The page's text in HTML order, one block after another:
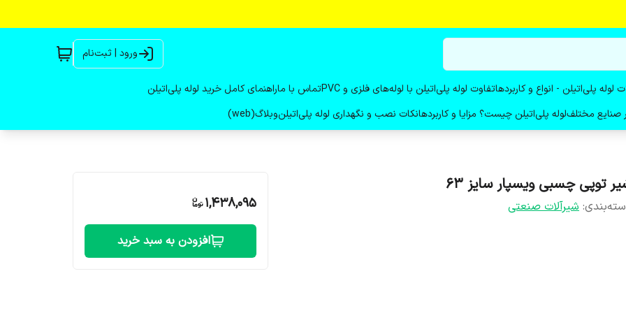
ورود | ثبت‌نام
لوله پلی‌اتیلن - انواع و کاربردهاتفاوت لوله پلی‌اتیلن با لوله‌های فلزی و PVC تماس با ماراهنمای کامل خرید لوله پلی‌اتیلن
صنایع مختلفلوله پلی‌اتیلن چیست؟ مزایا و کاربردهانکات نصب و نگهداری لوله پلی‌اتیلنوبلاگ(web)
توپی چسبی ویسپار سایز 63
: شیرآلات صنعتی 1,438,095
افزودن به سبد خرید